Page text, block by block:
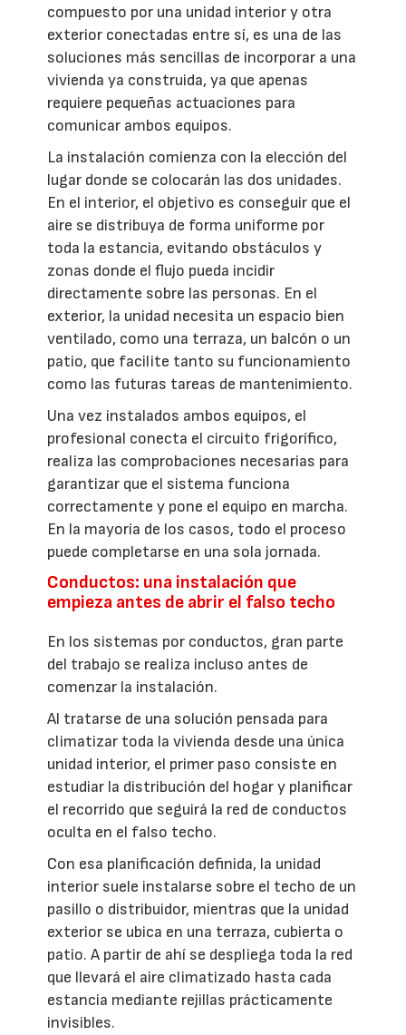
compuesto por una unidad interior y otra
exterior conectadas entre sí, es una de las
soluciones más sencillas de incorporar a una
vivienda ya construida, ya que apenas
requiere pequeñas actuaciones para
comunicar ambos equipos.
La instalación comienza con la elección del
lugar donde se colocarán las dos unidades.
En el interior, el objetivo es conseguir que el
aire se distribuya de forma uniforme por
toda la estancia, evitando obstáculos y
zonas donde el flujo pueda incidir
directamente sobre las personas. En el
exterior, la unidad necesita un espacio bien
ventilado, como una terraza, un balcón o un
patio, que facilite tanto su funcionamiento
como las futuras tareas de mantenimiento.
Una vez instalados ambos equipos, el
profesional conecta el circuito frigorífico,
realiza las comprobaciones necesarias para
garantizar que el sistema funciona
correctamente y pone el equipo en marcha.
En la mayoría de los casos, todo el proceso
puede completarse en una sola jornada.
Conductos: una instalación que
empieza antes de abrir el falso techo
En los sistemas por conductos, gran parte
del trabajo se realiza incluso antes de
comenzar la instalación.
Al tratarse de una solución pensada para
climatizar toda la vivienda desde una única
unidad interior, el primer paso consiste en
estudiar la distribución del hogar y planificar
el recorrido que seguirá la red de conductos
oculta en el falso techo.
Con esa planificación definida, la unidad
interior suele instalarse sobre el techo de un
pasillo o distribuidor, mientras que la unidad
exterior se ubica en una terraza, cubierta o
patio. A partir de ahí se despliega toda la red
que llevará el aire climatizado hasta cada
estancia mediante rejillas prácticamente
invisibles.